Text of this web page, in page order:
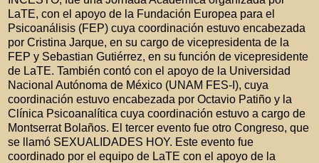
LaTE, con el apoyo de la Fundación Europea para el
Psicoanálisis (FEP) cuya coordinación estuvo encabezada
por Cristina Jarque, en su cargo de vicepresidenta de la
FEP y Sebastian Gutiérrez, en su función de vicepresidente
de LaTE. También contó con el apoyo de la Universidad
Nacional Autónoma de México (UNAM FES-I), cuya
coordinación estuvo encabezada por Octavio Patiño y la
Clínica Psicoanalítica cuya coordinación estuvo a cargo de
Montserrat Bolaños. El tercer evento fue otro Congreso, que
se llamó SEXUALIDADES HOY. Este evento fue
coordinado por el equipo de LaTE con el apoyo de la